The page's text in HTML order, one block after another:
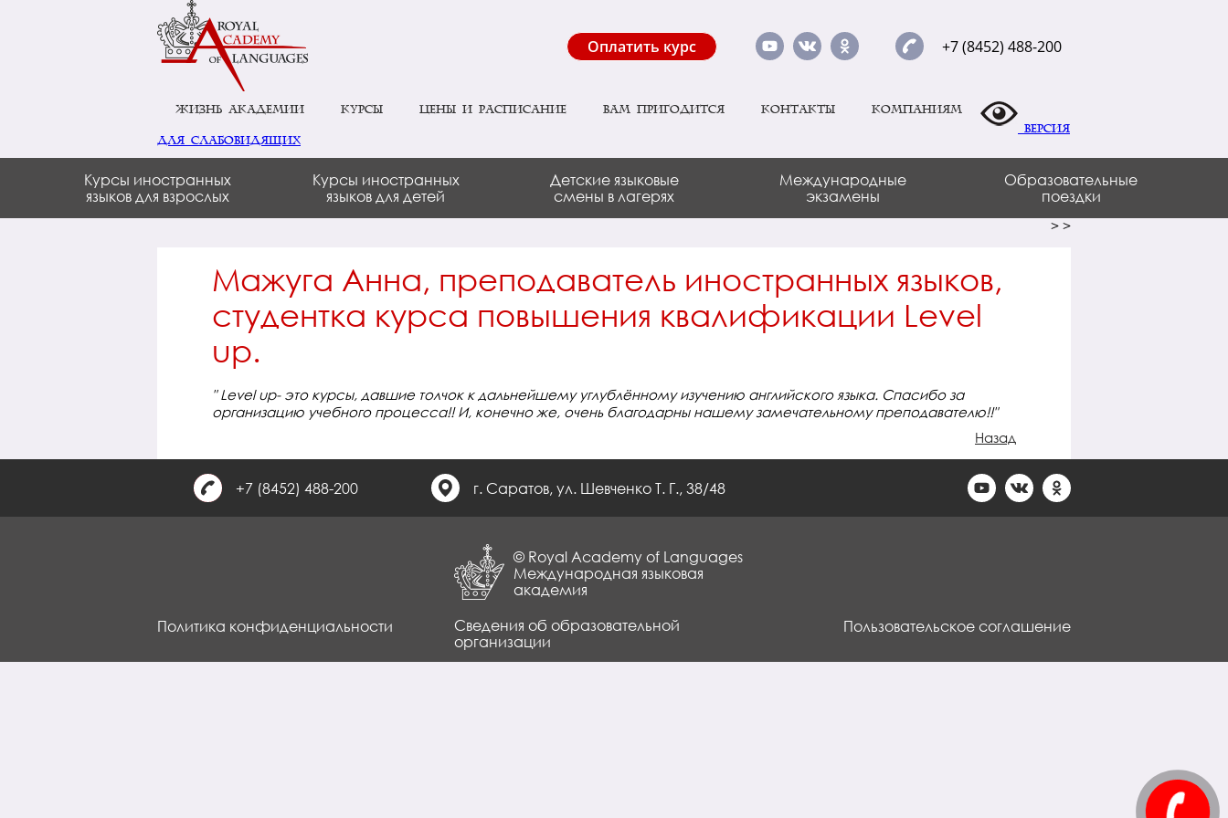
Оплатить курс +7 (8452) 488-200
Жизнь академии Курсы Цены и расписание Вам пригодится Контакты
Компаниям
Версия
для слабовидящих
Курсы иностранных
языков для взрослых
Курсы иностранных
языков для детей
Детские языковые
смены в лагерях
Международные
экзамены
Образовательные
поездки
> >
Мажуга Анна, преподаватель иностранных языков,
студентка курса повышения квалификации Level
up.
" Level up- это курсы, давшие толчок к дальнейшему углублённому изучению английского языка. Спасибо за
организацию учебного процесса!! И, конечно же, очень благодарны нашему замечательному преподавателю!!"
Назад
+7 (8452) 488-200 г. Саратов, ул. Шевченко Т. Г., 38/48
© Royal Academy of Languages
Международная языковая
академия
Сведения об образовательной
организации
Политика конфиденциальности Пользовательское соглашение